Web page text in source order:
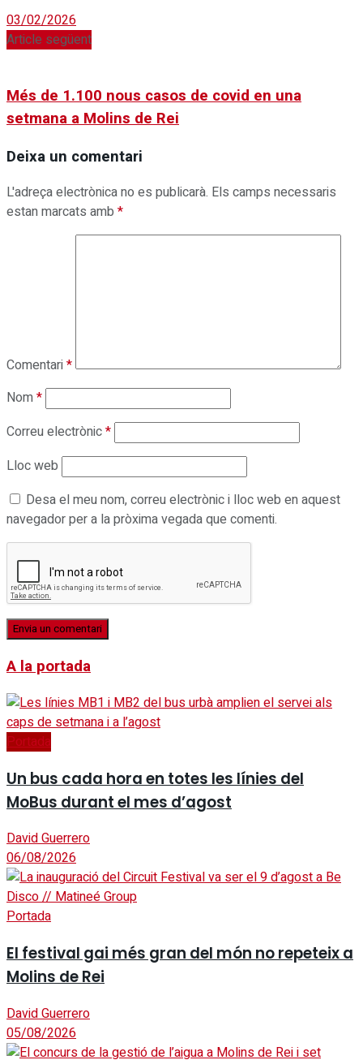
03/02/2026
Article següent
Més de 1.100 nous casos de covid en una
setmana a Molins de Rei
Deixa un comentari
L'adreça electrònica no es publicarà. Els camps necessaris
estan marcats amb *
Comentari*
Nom*
Correu electrònic*
Lloc web
Desa el meu nom, correu electrònic i lloc web en aquest
navegador per a la pròxima vegada que comenti.
A la portada
Portada
Un bus cada hora en totes les línies del
MoBus durant el mes d’agost
David Guerrero
06/08/2026
Portada
El festival gai més gran del món no repeteix a
Molins de Rei
David Guerrero
05/08/2026